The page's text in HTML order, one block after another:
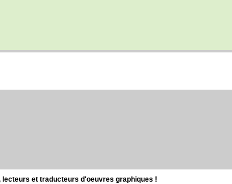
et traducteurs d'oeuvres graphiques !